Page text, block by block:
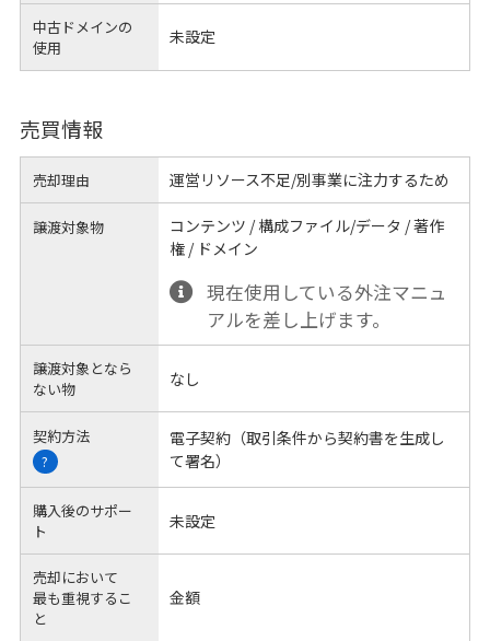
中古ドメインの
使用
未設定
売買情報
売却理由 運営リソース不足/別事業に注力するため
譲渡対象物
コンテンツ / 構成ファイル/データ / 著作
権 / ドメイン
現在使用している外注マニュ
アルを差し上げます。
譲渡対象となら
ない物
なし
契約方法
?
電子契約（取引条件から契約書を生成し
て署名）
購入後のサポー
ト
未設定
売却において
最も重視するこ
と
金額